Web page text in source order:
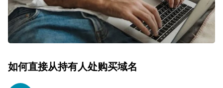
如何直接从持有人处购买域名